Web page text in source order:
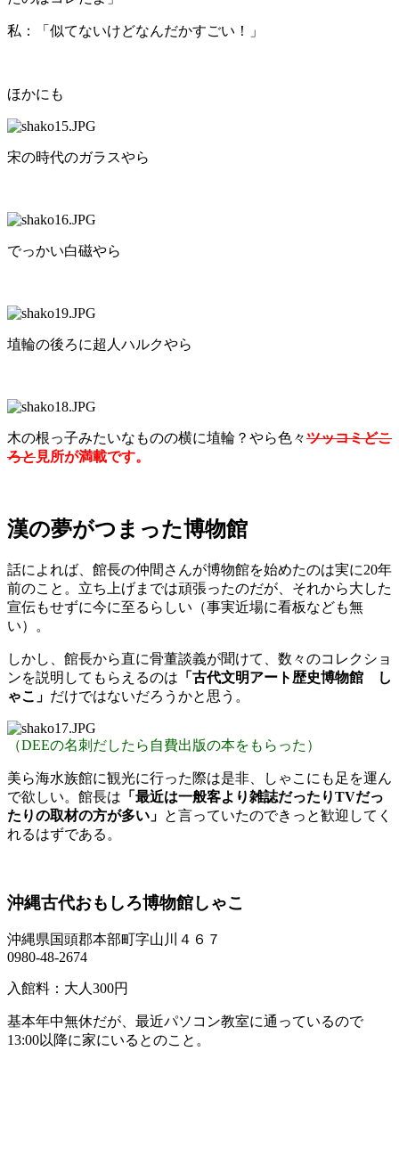
私：「似てないけどなんだかすごい！」
ほかにも
宋の時代のガラスやら
でっかい白磁やら
埴輪の後ろに超人ハルクやら
木の根っ子みたいなものの横に埴輪？やら色々ツッコミどこ
ろと見所が満載です。
漢の夢がつまった博物館
話によれば、館長の仲間さんが博物館を始めたのは実に20年
前のこと。立ち上げまでは頑張ったのだが、それから大した
宣伝もせずに今に至るらしい（事実近場に看板なども無
い）。
しかし、館長から直に骨董談義が聞けて、数々のコレクショ
ンを説明してもらえるのは 「古代文明アート歴史博物館 し
ゃこ」 だけではないだろうかと思う。
（DEEの名刺だしたら自費出版の本をもらった）
美ら海水族館に観光に行った際は是非、しゃこにも足を運ん
で欲しい。館長は 「最近は一般客より雑誌だったりTVだっ
たりの取材の方が多い」 と言っていたのできっと歓迎してく
れるはずである。
沖縄古代おもしろ博物館しゃこ
沖縄県国頭郡本部町字山川４６７
0980-48-2674
入館料：大人300円
基本年中無休だが、最近パソコン教室に通っているので
13:00以降に家にいるとのこと。